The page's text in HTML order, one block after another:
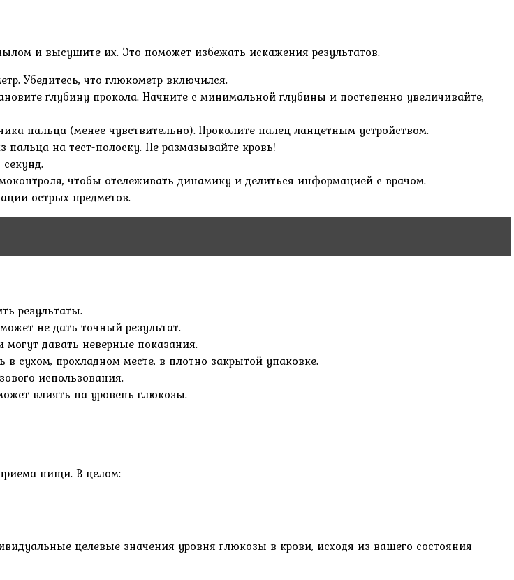
и высушите их. Это поможет избежать искажения результатов.
Убедитесь, что глюкометр включился.
глубину прокола. Начните с минимальной глубины и постепенно увеличивайте,
пальца (менее чувствительно). Проколите палец ланцетным устройством.
на тест-полоску. Не размазывайте кровь!
чтобы отслеживать динамику и делиться информацией с врачом.
острых предметов.
результаты.
не дать точный результат.
могут давать неверные показания.
сухом, прохладном месте, в плотно закрытой упаковке.
использования.
влиять на уровень глюкозы.
пищи. В целом:
целевые значения уровня глюкозы в крови, исходя из вашего состояния